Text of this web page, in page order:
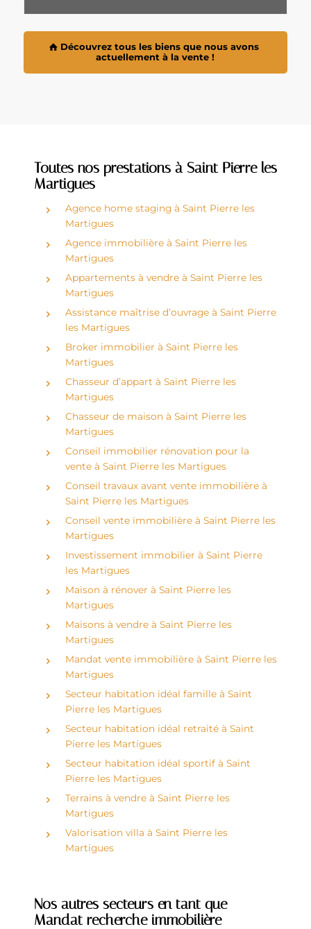
Découvrez tous les biens que nous avons
actuellement à la vente !
Toutes nos prestations à Saint Pierre les
Martigues
Agence home staging à Saint Pierre les
Martigues
Agence immobilière à Saint Pierre les
Martigues
Appartements à vendre à Saint Pierre les
Martigues
Assistance maîtrise d’ouvrage à Saint Pierre
les Martigues
Broker immobilier à Saint Pierre les
Martigues
Chasseur d’appart à Saint Pierre les
Martigues
Chasseur de maison à Saint Pierre les
Martigues
Conseil immobilier rénovation pour la
vente à Saint Pierre les Martigues
Conseil travaux avant vente immobilière à
Saint Pierre les Martigues
Conseil vente immobilière à Saint Pierre les
Martigues
Investissement immobilier à Saint Pierre
les Martigues
Maison à rénover à Saint Pierre les
Martigues
Maisons à vendre à Saint Pierre les
Martigues
Mandat vente immobilière à Saint Pierre les
Martigues
Secteur habitation idéal famille à Saint
Pierre les Martigues
Secteur habitation idéal retraité à Saint
Pierre les Martigues
Secteur habitation idéal sportif à Saint
Pierre les Martigues
Terrains à vendre à Saint Pierre les
Martigues
Valorisation villa à Saint Pierre les
Martigues
Nos autres secteurs en tant que
Mandat recherche immobilière